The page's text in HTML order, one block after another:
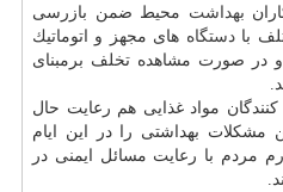
بهداشت محیط ضمن بازرسی
بادستگاه های مجهز و اتوماتیك
و در صورت مشاهده تخلف برمبنای
كنندگان مواد غذایی هم رعایت حال
مشكلات بهداشتی را در این ایام
مردم با رعایت مسائل ایمنی در